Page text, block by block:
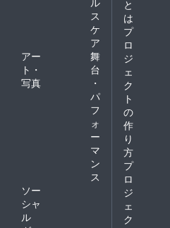
ス
ケ
ア
アー
ト・
写真
舞
台
・
パ
フ
ォ
ー
マ
ン
ス
ソー
シャ
ル
と
は
プ
ロ
ジ
ェ
ク
ト
の
作
り
方
プ
ロ
ジ
ェ
ク